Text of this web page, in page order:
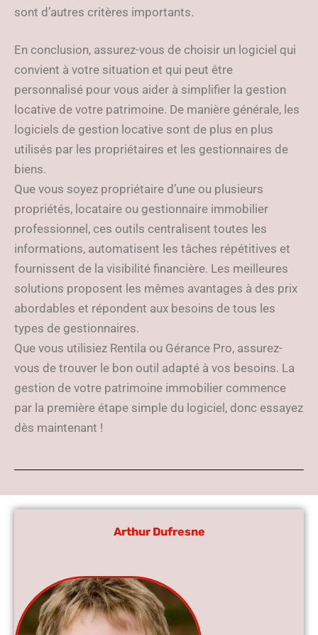
sont d’autres critères importants.
En conclusion, assurez-vous de choisir un logiciel qui
convient à votre situation et qui peut être
personnalisé pour vous aider à simplifier la gestion
locative de votre patrimoine. De manière générale, les
logiciels de gestion locative sont de plus en plus
utilisés par les propriétaires et les gestionnaires de
biens.
Que vous soyez propriétaire d’une ou plusieurs
propriétés, locataire ou gestionnaire immobilier
professionnel, ces outils centralisent toutes les
informations, automatisent les tâches répétitives et
fournissent de la visibilité financière. Les meilleures
solutions proposent les mêmes avantages à des prix
abordables et répondent aux besoins de tous les
types de gestionnaires.
Que vous utilisiez Rentila ou Gérance Pro, assurez-
vous de trouver le bon outil adapté à vos besoins. La
gestion de votre patrimoine immobilier commence
par la première étape simple du logiciel, donc essayez
dès maintenant !
Arthur Dufresne